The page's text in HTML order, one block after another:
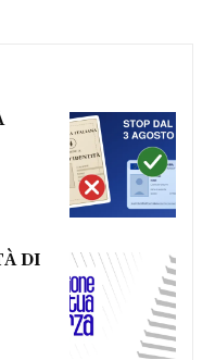
DI